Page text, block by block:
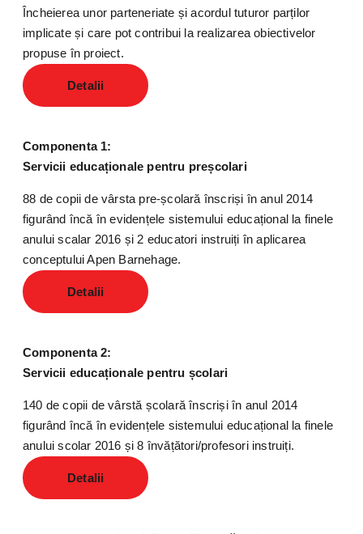
Încheierea unor parteneriate și acordul tuturor parților
implicate și care pot contribui la realizarea obiectivelor
propuse în proiect.
Detalii
Componenta 1:
Servicii educaționale pentru preșcolari
88 de copii de vârsta pre-școlară înscriși în anul 2014
figurând încă în evidențele sistemului educațional la finele
anului scalar 2016 și 2 educatori instruiți în aplicarea
conceptului Apen Barnehage.
Detalii
Componenta 2:
Servicii educaționale pentru școlari
140 de copii de vârstă școlară înscriși în anul 2014
figurând încă în evidențele sistemului educațional la finele
anului scolar 2016 și 8 învățători/profesori instruiți.
Detalii